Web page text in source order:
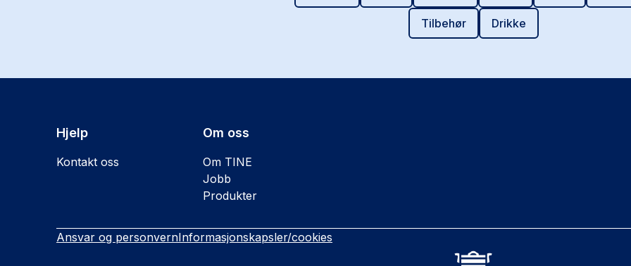
Tilbehør Drikke
Hjelp
Kontakt oss
Om oss
Om TINE
Jobb
Produkter
Ansvar og personvernInformasjonskapsler/cookies